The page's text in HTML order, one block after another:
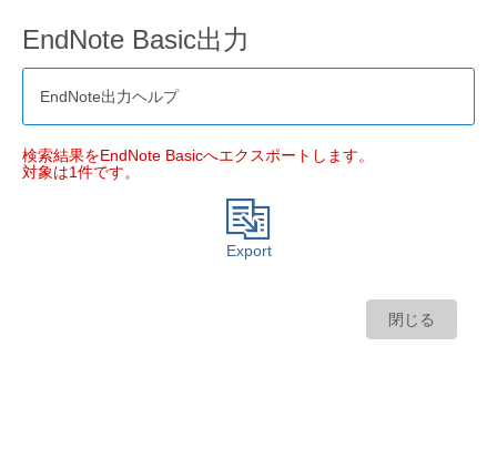
EndNote Basic出力
EndNote出力ヘルプ
検索結果をEndNote Basicへエクスポートします。
対象は1件です。
Export